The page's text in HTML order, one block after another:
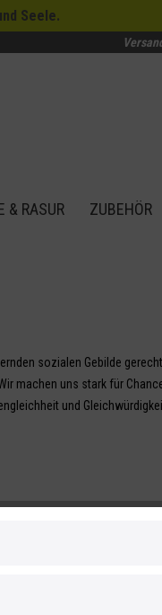
Seele.
& RASUR ZUBEHÖR
sozialen Gebilde
machen uns stark für
und